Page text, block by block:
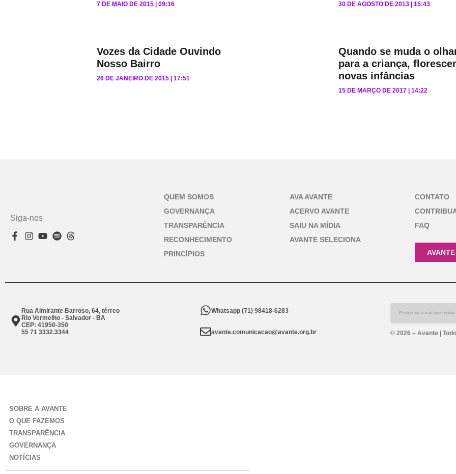
7 DE MAIO DE 2015 09:16 30 DE AGOSTO DE 2013 15:43
Vozes da Cidade Ouvindo
Nosso Bairro
26 DE JANEIRO DE 2015 17:51
Quando se muda o
para a criança,
novas infâncias
15 DE MARÇO DE 2017 14:22
Siga-nos
QUEM SOMOS
GOVERNANÇA
TRANSPARÊNCIA
RECONHECIMENTO
PRINCÍPIOS
AVA AVANTE
ACERVO AVANTE
SAIU NA MÍDIA
AVANTE SELECIONA
CONTATO
FAQ
Rua Almirante Barroso, 64, térreo
Rio Vermelho - Salvador - BA
CEP: 41950-350
55 71 3332.3344
Whatsapp (71) 98418-6283
avante.comunicacao@avante.org.br © 2026 – Avante |
SOBRE A AVANTE
O QUE FAZEMOS
TRANSPARÊNCIA
GOVERNANÇA
NOTÍCIAS